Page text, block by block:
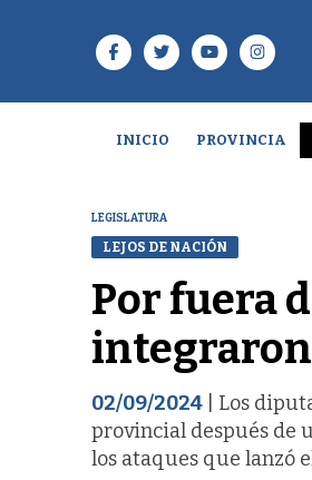
INICIO PROVINCIA
LEGISLATURA
LEJOS DE NACIÓN
Por fuera
02/09/2024 | Los
provincial después de
los ataques que lanzó